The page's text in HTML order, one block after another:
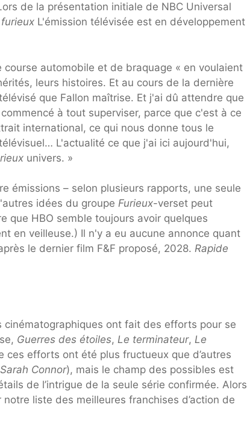
de la présentation initiale de NBC Universal
L'émission télévisée est en développement
automobile et de braquage « en voulaient
leurs histoires. Et au cours de la dernière
que Fallon maîtrise. Et j'ai dû attendre que
à tout superviser, parce que c'est à ce
international, ce qui nous donne tous le
L'actualité ce que j'ai ici aujourd'hui,
univers. »
émissions – selon plusieurs rapports, une seule
idées du groupe Furieux-verset peut
que HBO semble toujours avoir quelques
en veilleuse.) Il n'y a eu aucune annonce quant
le dernier film F&F proposé, 2028. Rapide
ont fait des efforts pour se
Guerres des étoiles, Le terminateur, Le
ces efforts ont été plus fructueux que d’autres
Connor), mais le champ des possibles est
de l’intrigue de la seule série confirmée. Alors
liste des meilleures franchises d’action de